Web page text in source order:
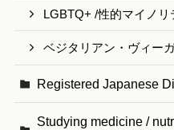
LGBTQ+ /性的マイノリ
ベジタリアン・ヴィー
Registered Japanese
Studying medicine /